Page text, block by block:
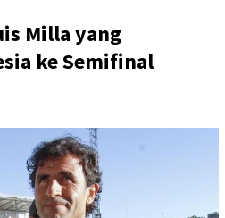
Milla yang
ke Semifinal